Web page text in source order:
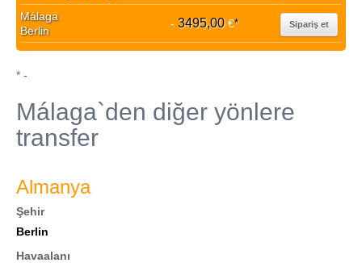
Málaga
Berlin
- 3495,00€* Sipariş et
* -
Málaga`den diğer yönlere
transfer
Almanya
Şehir
Berlin
Havaalanı